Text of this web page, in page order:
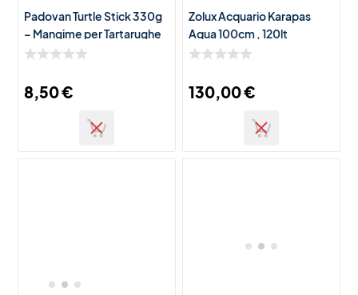
Padovan Turtle Stick 330g
– Mangime per Tartarughe
d’Acqua Dolce
8,50€
Zolux Acquario Karapas
Aqua 100cm , 120lt
130,00€